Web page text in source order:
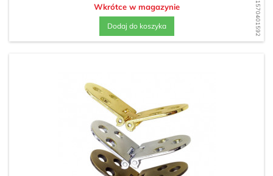
WD1570401592
Wkrótce w magazynie
Dodaj do koszyka